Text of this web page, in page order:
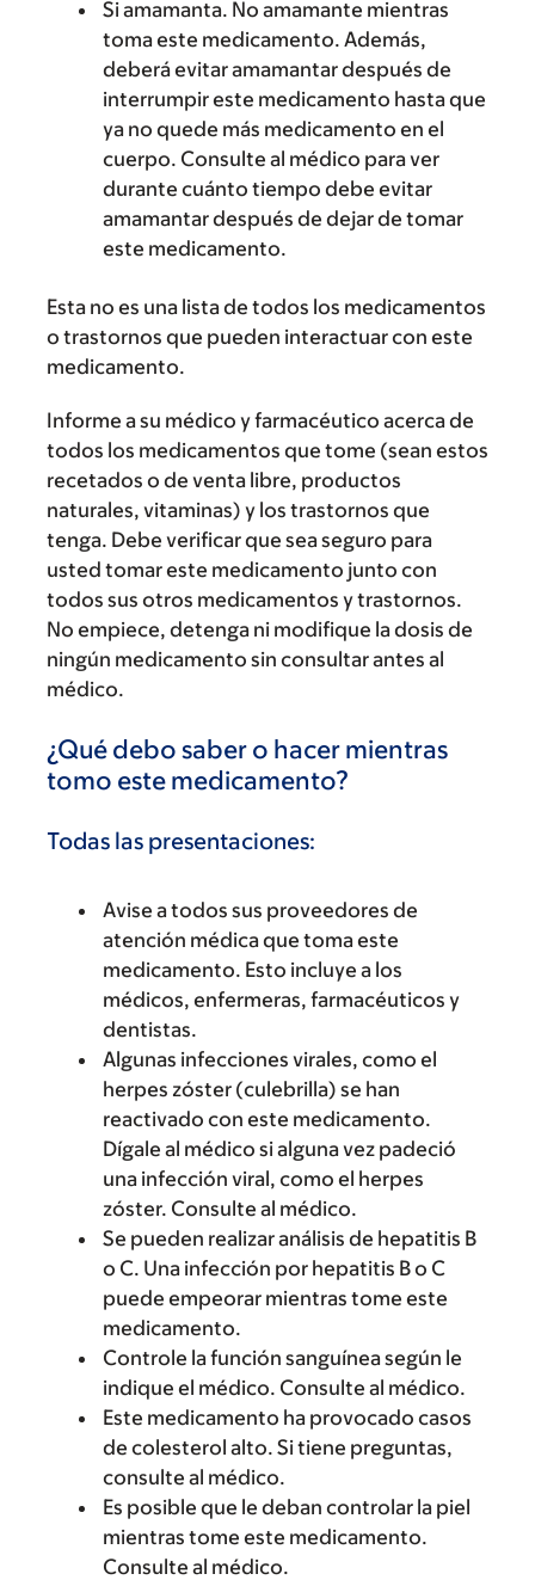
Si amamanta. No amamante mientras
toma este medicamento. Además,
deberá evitar amamantar después de
interrumpir este medicamento hasta que
ya no quede más medicamento en el
cuerpo. Consulte al médico para ver
durante cuánto tiempo debe evitar
amamantar después de dejar de tomar
este medicamento.
Esta no es una lista de todos los medicamentos
o trastornos que pueden interactuar con este
medicamento.
Informe a su médico y farmacéutico acerca de
todos los medicamentos que tome (sean estos
recetados o de venta libre, productos
naturales, vitaminas) y los trastornos que
tenga. Debe verificar que sea seguro para
usted tomar este medicamento junto con
todos sus otros medicamentos y trastornos.
No empiece, detenga ni modifique la dosis de
ningún medicamento sin consultar antes al
médico.
¿Qué debo saber o hacer mientras
tomo este medicamento?
Todas las presentaciones:
Avise a todos sus proveedores de
atención médica que toma este
medicamento. Esto incluye a los
médicos, enfermeras, farmacéuticos y
dentistas.
Algunas infecciones virales, como el
herpes zóster (culebrilla) se han
reactivado con este medicamento.
Dígale al médico si alguna vez padeció
una infección viral, como el herpes
zóster. Consulte al médico.
Se pueden realizar análisis de hepatitis B
o C. Una infección por hepatitis B o C
puede empeorar mientras tome este
medicamento.
Controle la función sanguínea según le
indique el médico. Consulte al médico.
Este medicamento ha provocado casos
de colesterol alto. Si tiene preguntas,
consulte al médico.
Es posible que le deban controlar la piel
mientras tome este medicamento.
Consulte al médico.